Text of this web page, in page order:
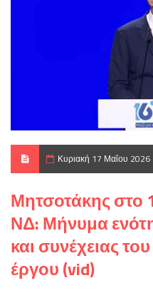
Κυριακή 17 Μαΐου 2026
Μητσοτάκης στο
ΝΔ: Μήνυμα
και συνέχειας
έργου (vid)